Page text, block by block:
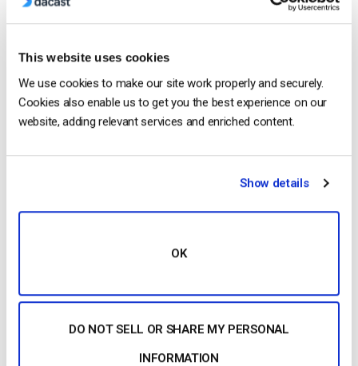
This website uses cookies
We use cookies to make our site work properly and securely.
Cookies also enable us to get you the best experience on our
website, adding relevant services and enriched content.
Show details
OK
DO NOT SELL OR SHARE MY PERSONAL
INFORMATION
Comment diffuser en direct à partir d’un
iPhone d’Apple en 6 étapes faciles
August 5, 2026
médias en continu
à la communication d’entreprise en direct
July 31, 2026